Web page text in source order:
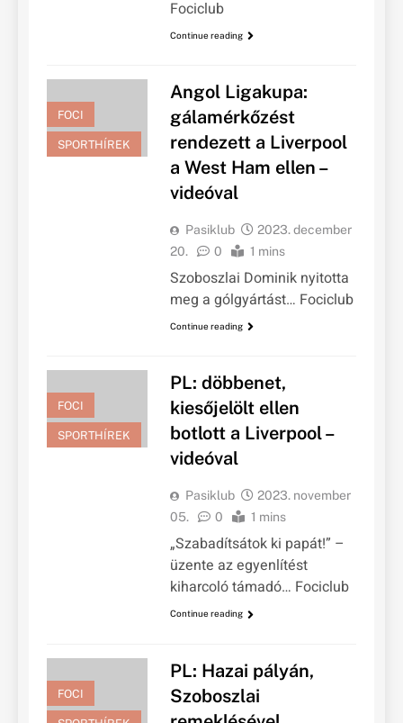
Fociclub
Continue reading
FOCI
SPORTHÍREK
Angol Ligakupa:
gálamérkőzést
rendezett a Liverpool
a West Ham ellen –
videóval
Pasiklub
2023. december
20.
0 1 mins
Szoboszlai Dominik nyitotta
meg a gólgyártást… Fociclub
Continue reading
FOCI
SPORTHÍREK
PL: döbbenet,
kiesőjelölt ellen
botlott a Liverpool –
videóval
Pasiklub
2023. november
05.
0 1 mins
„Szabadítsátok ki papát!” –
üzente az egyenlítést
kiharcoló támadó… Fociclub
Continue reading
FOCI
PL: Hazai pályán,
Szoboszlai